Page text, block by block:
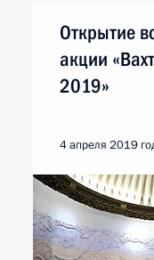
Открытие
акции
2019»
4 апреля 2019